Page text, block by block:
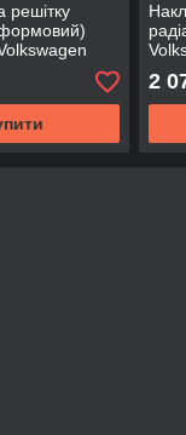
решітку
2